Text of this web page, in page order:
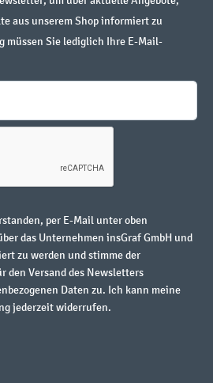
aus unserem Shop informiert zu
müssen Sie lediglich Ihre E-Mail-
per E-Mail unter oben
das Unternehmen insGraf GmbH und
zu werden und stimme der
den Versand des Newsletters
Daten zu. Ich kann meine
jederzeit widerrufen.